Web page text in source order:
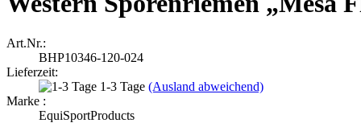
Art.Nr.:
BHP10346-120-024
Lieferzeit:
1-3 Tage (Ausland abweichend)
Marke :
EquiSportProducts